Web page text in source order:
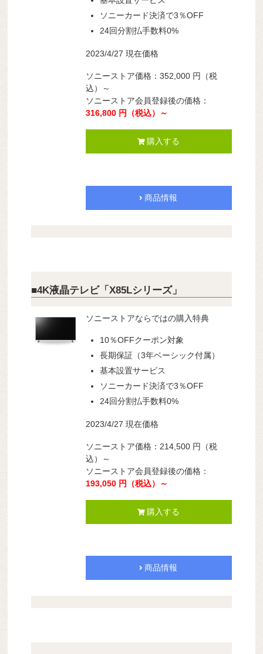
ソニーカード決済で3％OFF
24回分割払手数料0%
2023/4/27 現在価格
ソニーストア価格：352,000 円（税
込）～
ソニーストア会員登録後の価格：
316,800 円（税込）～
購入する
商品情報
■4K液晶テレビ「X85Lシリーズ」
ソニーストアならではの購入特典
10％OFFクーポン対象
長期保証（3年ベーシック付属）
基本設置サービス
ソニーカード決済で3％OFF
24回分割払手数料0%
2023/4/27 現在価格
ソニーストア価格：214,500 円（税
込）～
ソニーストア会員登録後の価格：
193,050 円（税込）～
購入する
商品情報